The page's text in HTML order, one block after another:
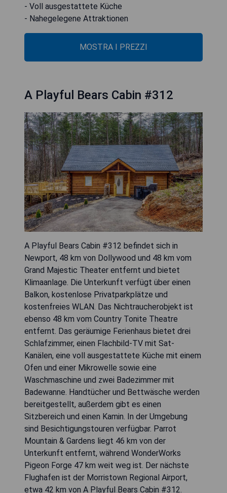
- Voll ausgestattete Küche
- Nahegelegene Attraktionen
MOSTRA I PREZZI
A Playful Bears Cabin #312
A Playful Bears Cabin #312 befindet sich in
Newport, 48 km von Dollywood und 48 km vom
Grand Majestic Theater entfernt und bietet
Klimaanlage. Die Unterkunft verfügt über einen
Balkon, kostenlose Privatparkplätze und
kostenfreies WLAN. Das Nichtraucherobjekt ist
ebenso 48 km vom Country Tonite Theatre
entfernt. Das geräumige Ferienhaus bietet drei
Schlafzimmer, einen Flachbild-TV mit Sat-
Kanälen, eine voll ausgestattete Küche mit einem
Ofen und einer Mikrowelle sowie eine
Waschmaschine und zwei Badezimmer mit
Badewanne. Handtücher und Bettwäsche werden
bereitgestellt, außerdem gibt es einen
Sitzbereich und einen Kamin. In der Umgebung
sind Besichtigungstouren verfügbar. Parrot
Mountain & Gardens liegt 46 km von der
Unterkunft entfernt, während WonderWorks
Pigeon Forge 47 km weit weg ist. Der nächste
Flughafen ist der Morristown Regional Airport,
etwa 42 km von A Playful Bears Cabin #312.